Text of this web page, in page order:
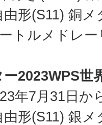
形(S11) 銅メ
トルメドレ
2023WPS世
年7月31日か
形(S11) 銀メ